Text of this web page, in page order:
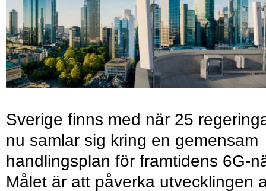
Sverige finns med när 25
nu samlar sig kring en gemensam
handlingsplan för framtidens 6G-
Målet är att påverka utvecklingen